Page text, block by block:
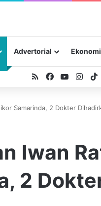
Advertorial Ekonomi
RSS FacebookYouTube
Samarinda, 2 Dokter
Iwan
2